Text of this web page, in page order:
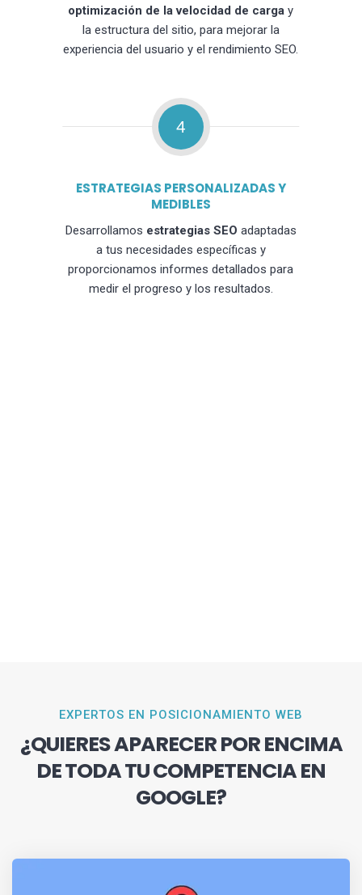
optimización de la velocidad de carga y
la estructura del sitio, para mejorar la
experiencia del usuario y el rendimiento SEO.
4
ESTRATEGIAS PERSONALIZADAS Y
MEDIBLES
Desarrollamos estrategias SEO adaptadas
a tus necesidades específicas y
proporcionamos informes detallados para
medir el progreso y los resultados.
EXPERTOS EN POSICIONAMIENTO WEB
¿QUIERES APARECER POR ENCIMA
DE TODA TU COMPETENCIA EN
GOOGLE?